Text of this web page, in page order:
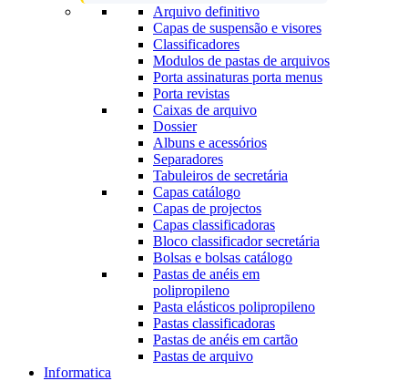
Arquivo definitivo
Capas de suspensão e visores
Classificadores
Modulos de pastas de arquivos
Porta assinaturas porta menus
Porta revistas
Caixas de arquivo
Dossier
Albuns e acessórios
Separadores
Tabuleiros de secretária
Capas catálogo
Capas de projectos
Capas classificadoras
Bloco classificador secretária
Bolsas e bolsas catálogo
Pastas de anéis em
polipropileno
Pasta elásticos polipropileno
Pastas classificadoras
Pastas de anéis em cartão
Pastas de arquivo
Informatica